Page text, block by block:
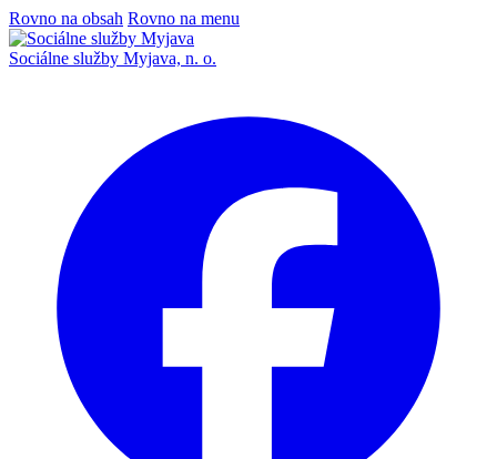
Rovno na obsah Rovno na menu
Sociálne služby Myjava, n. o.